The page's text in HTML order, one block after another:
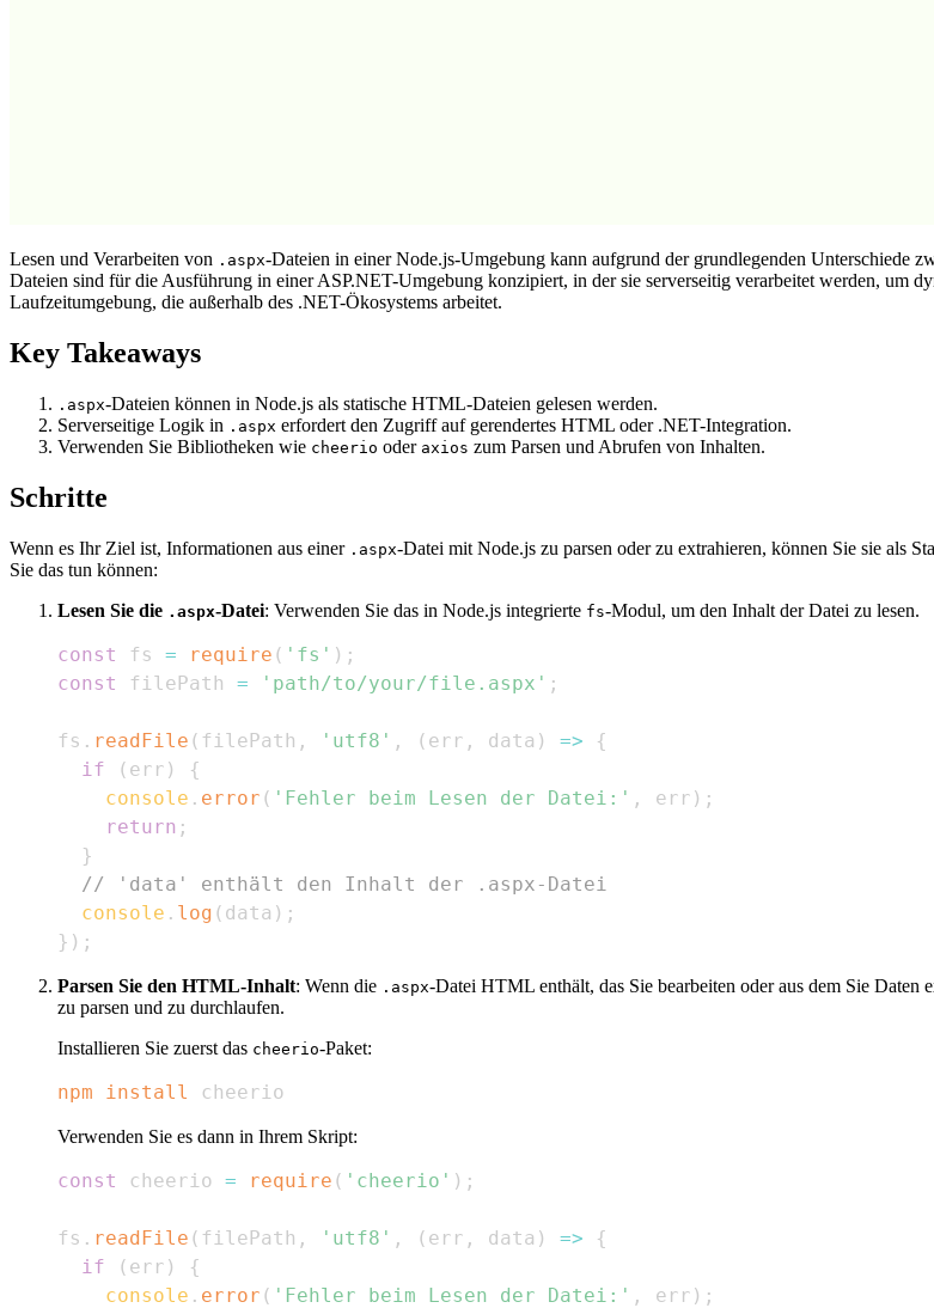
Lesen und Verarbeiten von .aspx-Dateien in einer Node.js-Umgebung kann aufgrund der grundlegenden Unterschiede
Dateien sind für die Ausführung in einer ASP.NET-Umgebung konzipiert, in der sie serverseitig verarbeitet werden, um
Laufzeitumgebung, die außerhalb des .NET-Ökosystems arbeitet.
Key Takeaways
.aspx-Dateien können in Node.js als statische HTML-Dateien gelesen werden.
Serverseitige Logik in .aspx erfordert den Zugriff auf gerendertes HTML oder .NET-Integration.
Verwenden Sie Bibliotheken wie cheerio oder axios zum Parsen und Abrufen von Inhalten.
Schritte
Wenn es Ihr Ziel ist, Informationen aus einer .aspx-Datei mit Node.js zu parsen oder zu extrahieren, können Sie sie als
Sie das tun können:
Lesen Sie die .aspx-Datei: Verwenden Sie das in Node.js integrierte fs-Modul, um den Inhalt der Datei zu lesen.
const fs = require ( 'fs' ) ;
const
filePath = 'path/to/your/file.aspx' ;
fs . readFile ( filePath , 'utf8' , ( err , data ) =>
{
if
( err )
{
console . error ( 'Fehler beim Lesen der Datei:' , err ) ;
return ;
}
// 'data' enthält den Inhalt der .aspx-Datei
console . log ( data ) ;
} ) ;
Parsen Sie den HTML-Inhalt: Wenn die .aspx-Datei HTML enthält, das Sie bearbeiten oder aus dem Sie
zu parsen und zu durchlaufen.
Installieren Sie zuerst das cheerio-Paket:
npm install cheerio
Verwenden Sie es dann in Ihrem Skript:
const cheerio = require ( 'cheerio' ) ;
fs . readFile ( filePath , 'utf8' , ( err , data ) =>
{
if
( err )
{
console . error ( 'Fehler beim Lesen der Datei:' , err ) ;